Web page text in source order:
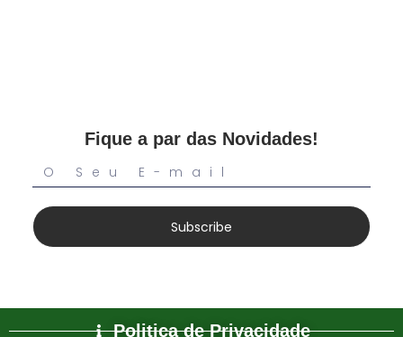
Fique a par das Novidades!
Subscribe
Politica de Privacidade